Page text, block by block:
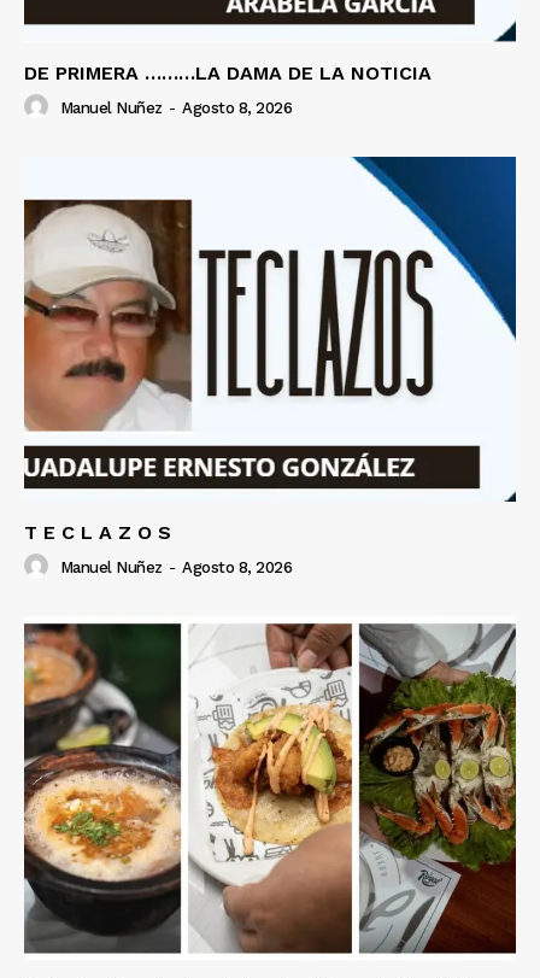
DE PRIMERA ………LA DAMA DE LA NOTICIA
Manuel Nuñez - Agosto 8, 2026
T E C L A Z O S
Manuel Nuñez - Agosto 8, 2026